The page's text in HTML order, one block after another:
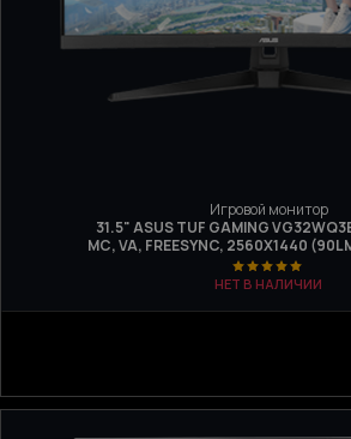
Игровой монитор
31.5" ASUS TUF GAMING
МС, VA, FREESYNC, 2560Х1440
НЕТ В НАЛИЧИИ